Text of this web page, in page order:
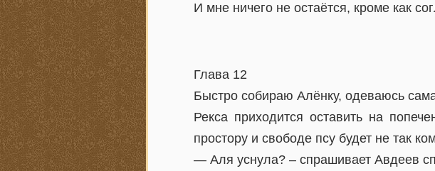
И мне ничего не остаётся, кроме как
Глава 12
Быстро собираю Алёнку, одеваюсь
Рекса приходится оставить на
простору и свободе псу будет не так
— Аля уснула? – спрашивает Авдеев